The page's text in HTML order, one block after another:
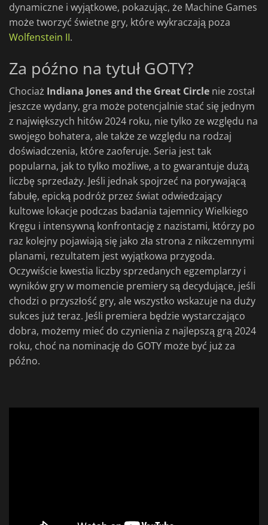
dynamiczne i wyjątkowe, pokazując, że Machine Games
może tworzyć świetne gry, które wykraczają poza
Wolfenstein II.
Za późno na tytuł GOTY?
Chociaż Indiana Jones and the Great Circle nie został
jeszcze wydany, gra może potencjalnie stać się jednym
z największych hitów 2024 roku, nie tylko ze względu na
swojego bohatera, ale także ze względu na rodzaj
doświadczenia, które zaoferuje. Seria jest tak
popularna, jak to tylko możliwe, a to gwarantuje dużą
liczbę sprzedaży. Jeśli jednak spojrzeć na porywającą
fabułę, epicką podróż przez świat odwiedzający
kultowe lokacje podczas badania tajemnicy Wielkiego
Kręgu i intensywną konfrontację z nazistami, którzy po
raz kolejny pojawiają się jako zła strona z nikczemnymi
planami, rezultatem jest wyjątkowa przygoda.
Oczywiście kwestia liczby sprzedanych egzemplarzy i
wyników gry w momencie premiery są decydujące, jeśli
chodzi o przyszłość gry, ale wszystko wskazuje na duży
sukces już teraz. Jeśli premiera będzie wystarczająco
dobra, możemy mieć do czynienia z najlepszą grą 2024
roku, choć na nominację do GOTY może być już za
późno.